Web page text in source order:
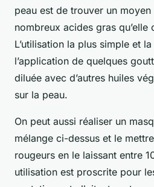
peau est de trouver un
nombreux acides gras qu’elle
L’utilisation la plus simple et
l’application de quelques
diluée avec d’autres huiles
sur la peau.
On peut aussi réaliser un
mélange ci-dessus et le
rougeurs en le laissant entre
utilisation est proscrite pour